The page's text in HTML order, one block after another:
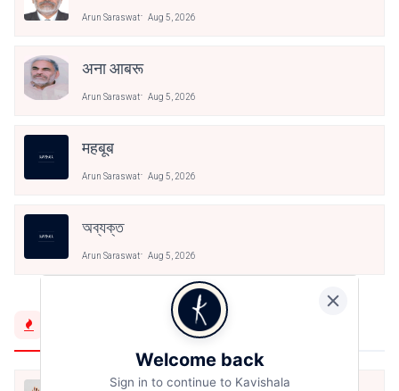
Arun Saraswat Aug 5, 2026
अना आबरू
Arun Saraswat Aug 5, 2026
महबूब
Arun Saraswat Aug 5, 2026
অব্যক্ত
Arun Saraswat Aug 5, 2026
Welcome back
Sign in to continue to Kavishala